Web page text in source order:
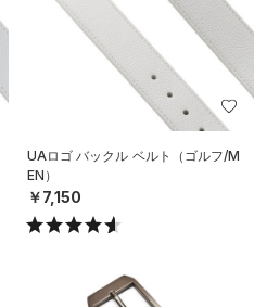
UAロゴ バックル ベルト（ゴルフ/M
EN）
￥7,150